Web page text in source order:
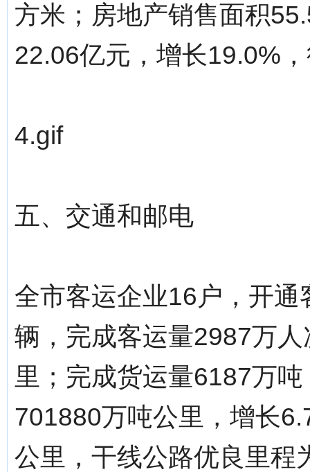
方米；房地产销售面积
22.06亿元，增长19.0%
4.gif
五、交通和邮电
全市客运企业16户，开
辆，完成客运量2987万
里；完成货运量6187万
701880万吨公里，增长
公里，干线公路优良里程